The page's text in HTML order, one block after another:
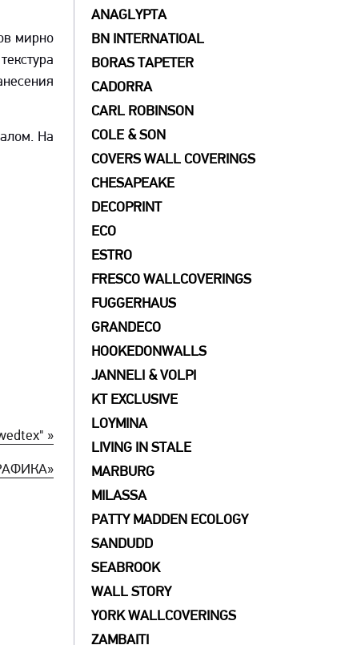
мирно
На
»
ANAGLYPTA
BN INTERNATIOAL
BORAS TAPETER
CADORRA
CARL ROBINSON
COLE & SON
COVERS WALL COVERINGS
СHESAPEAKE
DECOPRINT
ECO
ESTRO
FRESCO WALLCOVERINGS
FUGGERHAUS
GRANDECO
HOOKEDONWALLS
JANNELI & VOLPI
KT EXCLUSIVE
LOYMINA
LIVING IN STALE
MARBURG
MILASSA
PATTY MADDEN ECOLOGY
SANDUDD
SEABROOK
WALL STORY
YORK WALLCOVERINGS
ZAMBAITI